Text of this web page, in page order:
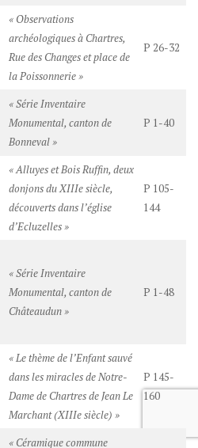
« Observations
archéologiques à Chartres,
Rue des Changes et place de
la Poissonnerie »
P 26-32
« Série Inventaire
Monumental, canton de
Bonneval »
P 1-40
« Alluyes et Bois Ruffin, deux
donjons du XIIIe siècle,
découverts dans l’église
d’Ecluzelles »
P 105-
144
« Série Inventaire
Monumental, canton de
Châteaudun »
P 1-48
« Le thème de l’Enfant sauvé
dans les miracles de Notre-
Dame de Chartres de Jean Le
Marchant (XIIIe siècle) »
P 145-
160
« Céramique commune